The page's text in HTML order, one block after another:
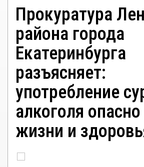
Прокуратура
района города
Екатеринбурга
разъясняет:
употребление
алкоголя
жизни и